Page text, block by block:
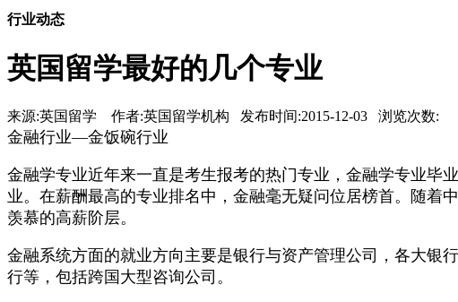
行业动态
英国留学最好的几个专业
来源:英国留学 作者:英国留学机构 发布时间:2015-12-03 浏览次数:
金融行业—金饭碗行业
金融学专业近年来一直是考生报考的热门专业，金融学专业毕
业。在薪酬最高的专业排名中，金融毫无疑问位居榜首。随着
羡慕的高薪阶层。
金融系统方面的就业方向主要是银行与资产管理公司，各大银
行等，包括跨国大型咨询公司。